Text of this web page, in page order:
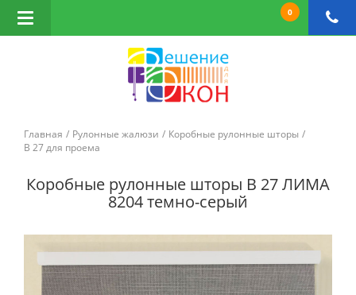
0
Открыть
навигацию
Главная Рулонные жалюзи
Коробные рулонные шторы
B 27 для проема
Коробные рулонные шторы B 27 ЛИМА
8204 темно-серый